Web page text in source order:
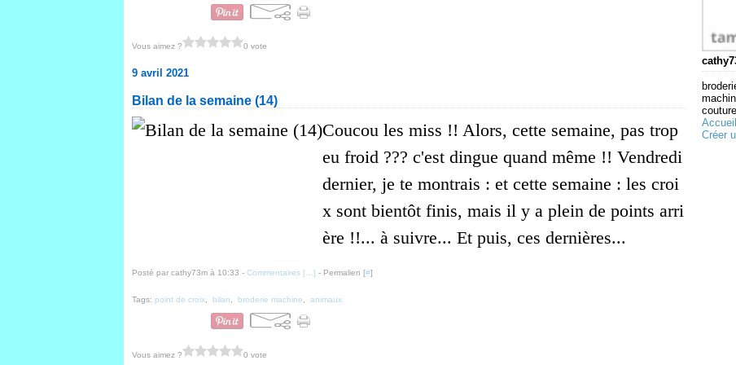
Vous aimez ? 0 vote
9 avril 2021
Bilan de la semaine (14)
Coucou les miss !! Alors, cette semaine, pas trop
eu froid ??? c'est dingue quand même !! Vendredi
dernier, je te montrais : et cette semaine : les croi
x sont bientôt finis, mais il y a plein de points arri
ère !!... à suivre... Et puis, ces dernières...
Posté par cathy73m à 10:33 - Commentaires [ ] - Permalien [#]
Tags: point de croix bilan broderie machine animaux
Vous aimez ? 0 vote
Créer